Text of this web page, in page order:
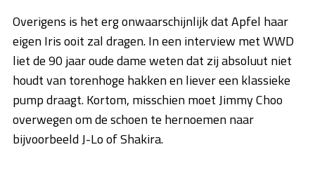
Overigens is het erg onwaarschijnlijk dat Apfel haar
eigen Iris ooit zal dragen. In een interview met WWD
liet de 90 jaar oude dame weten dat zij absoluut niet
houdt van torenhoge hakken en liever een klassieke
pump draagt. Kortom, misschien moet Jimmy Choo
overwegen om de schoen te hernoemen naar
bijvoorbeeld J-Lo of Shakira.